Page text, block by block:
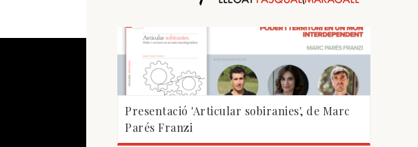
Presentació 'Articular sobiranies', de Marc
Parés Franzi